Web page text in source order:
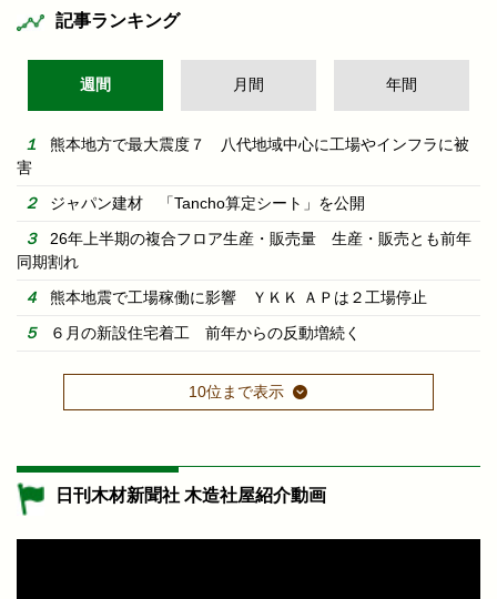
記事ランキング
週間 月間 年間
熊本地方で最大震度７ 八代地域中心に工場やインフラに被
害
ジャパン建材 「Tancho算定シート」を公開
26年上半期の複合フロア生産・販売量 生産・販売とも前年
同期割れ
熊本地震で工場稼働に影響 ＹＫＫ ＡＰは２工場停止
６月の新設住宅着工 前年からの反動増続く
10位まで表示
日刊木材新聞社 木造社屋紹介動画